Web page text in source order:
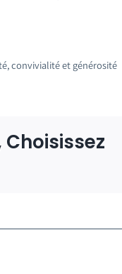
convivialité et générosité